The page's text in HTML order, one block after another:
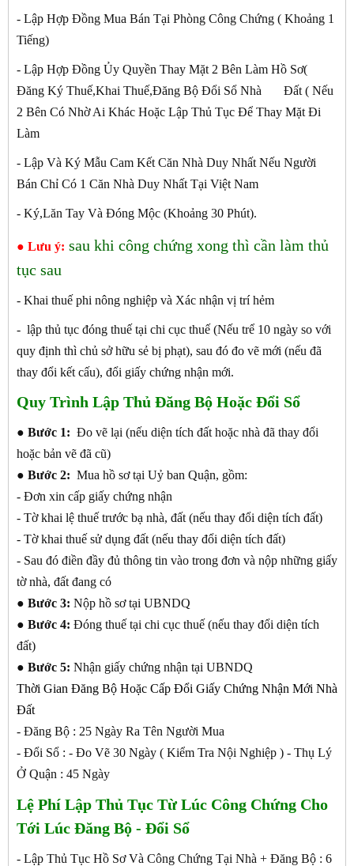
- Lập Hợp Đồng Mua Bán Tại Phòng Công Chứng ( Khoảng 1
Tiếng)
- Lập Hợp Đồng Ủy Quyền Thay Mặt 2 Bên Làm Hồ Sơ(
Đăng Ký Thuế,Khai Thuế,Đăng Bộ Đổi Sổ Nhà Đất ( Nếu
2 Bên Có Nhờ Ai Khác Hoặc Lập Thủ Tục Để Thay Mặt Đi
Làm
- Lập Và Ký Mẫu Cam Kết Căn Nhà Duy Nhất Nếu Người
Bán Chỉ Có 1 Căn Nhà Duy Nhất Tại Việt Nam
- Ký,Lăn Tay Và Đóng Mộc (Khoảng 30 Phút).
● Lưu ý: sau khi công chứng xong thì cần làm thủ
tục sau
- Khai thuế phi nông nghiệp và Xác nhận vị trí hẻm
- lập thủ tục đóng thuế tại chi cục thuế (Nếu trể 10 ngày so với
quy định thì chủ sở hữu sẻ bị phạt), sau đó đo vẽ mới (nếu đã
thay đổi kết cấu), đổi giấy chứng nhận mới.
Quy Trình Lập Thủ Đăng Bộ Hoặc Đổi Sổ
● Bước 1: Đo vẽ lại (nếu diện tích đất hoặc nhà đã thay đổi
hoặc bản vẽ đã cũ)
● Bước 2: Mua hồ sơ tại Uỷ ban Quận, gồm:
- Đơn xin cấp giấy chứng nhận
- Tờ khai lệ thuế trước bạ nhà, đất (nếu thay đổi diện tích đất)
- Tờ khai thuế sử dụng đất (nếu thay đổi diện tích đất)
- Sau đó điền đầy đủ thông tin vào trong đơn và nộp những giấy
tờ nhà, đất đang có
● Bước 3: Nộp hồ sơ tại UBNDQ
● Bước 4: Đóng thuế tại chi cục thuế (nếu thay đổi diện tích
đất)
● Bước 5: Nhận giấy chứng nhận tại UBNDQ
Thời Gian Đăng Bộ Hoặc Cấp Đổi Giấy Chứng Nhận Mới Nhà
Đất
- Đăng Bộ : 25 Ngày Ra Tên Người Mua
- Đổi Sổ : - Đo Vẽ 30 Ngày ( Kiểm Tra Nội Nghiệp ) - Thụ Lý
Ở Quận : 45 Ngày
Lệ Phí Lập Thủ Tục Từ Lúc Công Chứng Cho
Tới Lúc Đăng Bộ - Đổi Sổ
- Lập Thủ Tục Hồ Sơ Và Công Chứng Tại Nhà + Đăng Bộ : 6